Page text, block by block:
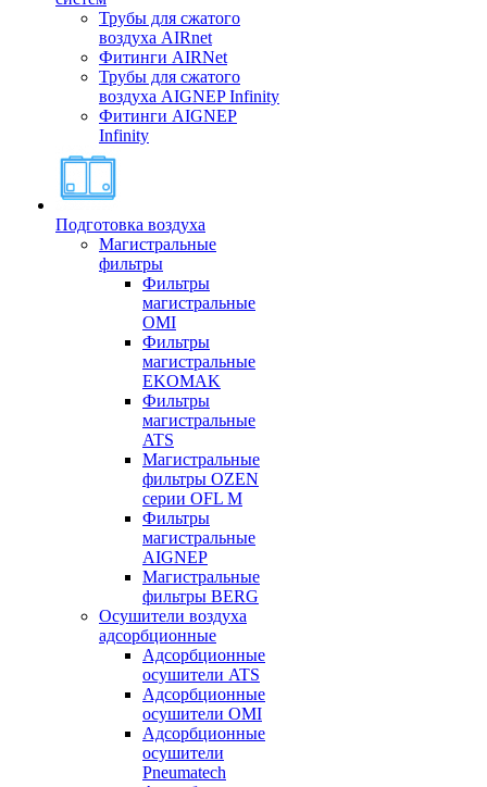
Трубы для сжатого
воздуха AIRnet
Фитинги AIRNet
Трубы для сжатого
воздуха AIGNEP Infinity
Фитинги AIGNEP
Infinity
Подготовка воздуха
Магистральные
фильтры
Фильтры
магистральные
OMI
Фильтры
магистральные
EKOMAK
Фильтры
магистральные
ATS
Магистральные
фильтры OZEN
серии OFL M
Фильтры
магистральные
AIGNEP
Магистральные
фильтры BERG
Осушители воздуха
адсорбционные
Адсорбционные
осушители ATS
Адсорбционные
осушители OMI
Адсорбционные
осушители
Pneumatech